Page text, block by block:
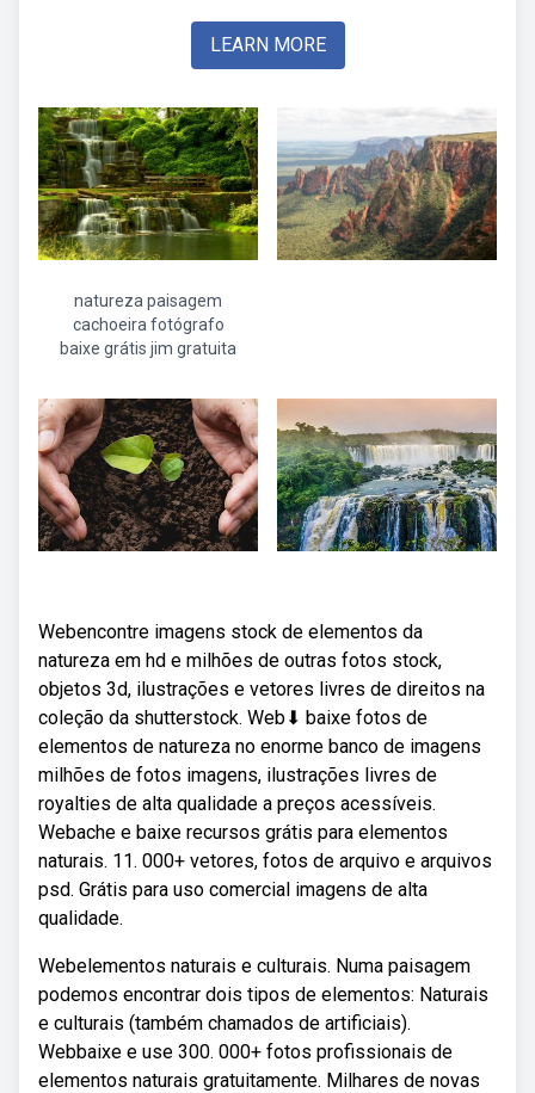
LEARN MORE
natureza paisagem
cachoeira fotógrafo
baixe grátis jim gratuita
Webencontre imagens stock de elementos da
natureza em hd e milhões de outras fotos stock,
objetos 3d, ilustrações e vetores livres de direitos na
coleção da shutterstock. Web⬇ baixe fotos de
elementos de natureza no enorme banco de imagens
milhões de fotos imagens, ilustrações livres de
royalties de alta qualidade a preços acessíveis.
Webache e baixe recursos grátis para elementos
naturais. 11. 000+ vetores, fotos de arquivo e arquivos
psd. Grátis para uso comercial imagens de alta
qualidade.
Webelementos naturais e culturais. Numa paisagem
podemos encontrar dois tipos de elementos: Naturais
e culturais (também chamados de artificiais).
Webbaixe e use 300. 000+ fotos profissionais de
elementos naturais gratuitamente. Milhares de novas